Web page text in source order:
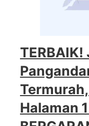
TERBAIK!
Halaman